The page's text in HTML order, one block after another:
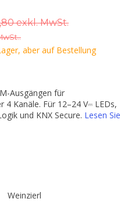
exkl. MwSt.
aber auf Bestellung
Ausgängen für
4 Kanäle. Für 12–24 V⎓ LEDs,
und KNX Secure. Lesen Sie
Weinzierl